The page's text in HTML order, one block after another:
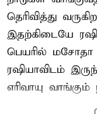
தெரிவித்து
இதற்கிடையே
பெயரில்
ரஷியாவிடம்
எரிவாயு